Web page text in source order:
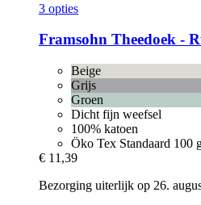
3 opties
Framsohn Theedoek -​
Beige
Grijs
Groen
Dicht fijn weefsel
100% katoen
Öko Tex Standaard 100
€ 11,39
Bezorging uiterlijk op 26.